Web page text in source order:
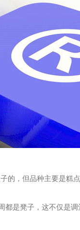
，但品种主要是糕
是凳子，这不仅是